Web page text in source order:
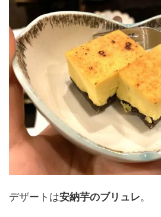
デザートは安納芋のブリュレ。